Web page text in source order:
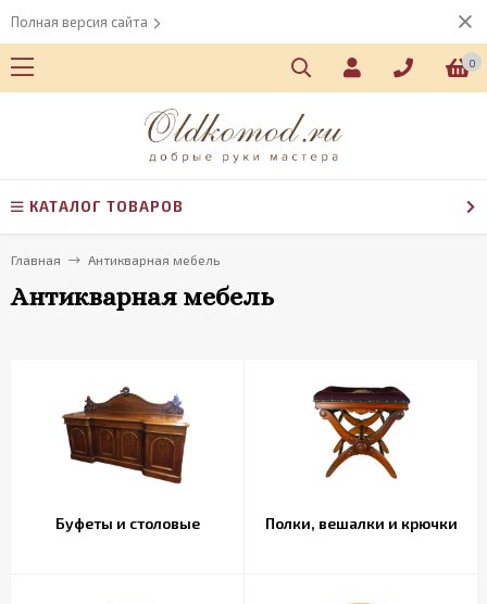
Полная версия сайта
0
КАТАЛОГ ТОВАРОВ
Главная Антикварная мебель
Антикварная мебель
Буфеты и столовые Полки, вешалки и крючки